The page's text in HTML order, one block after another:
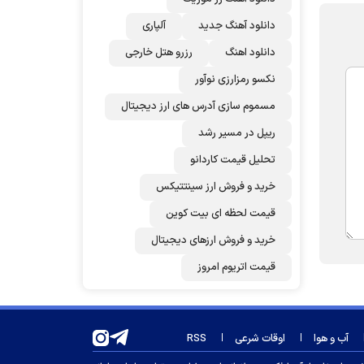
دانلود آهنگ جدید
آلپاری
دانلود اهنگ
رزرو هتل خارجی
نکسو رمزارزی نوآور
مسموم سازی آدرس های ارز دیجیتال
ریپل در مسیر رشد
تحلیل قیمت کاردانو
خرید و فروش ارز سینتتیکس
قیمت لحظه ای بیت کوین
خرید و فروش ارزهای دیجیتال
قیمت اتریوم امروز
آب و هوا اوقات شرعی RSS